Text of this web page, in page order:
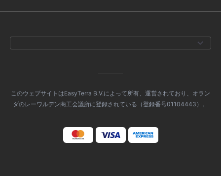
このウェブサイトはEasyTerra B.V.によって所有、運営されており、オラン
ダのレーワルデン商工会議所に登録されている（登録番号01104443）。